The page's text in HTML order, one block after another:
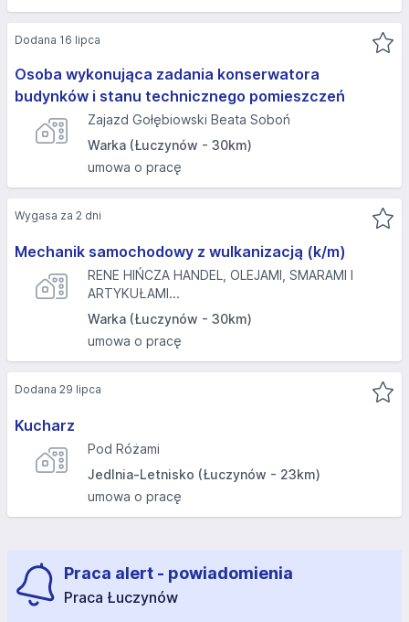
Osoba wykonująca zadania konserwatora
budynków i stanu technicznego pomieszczeń
Zajazd Gołębiowski Beata Soboń
Warka (Łuczynów - 30km)
umowa o pracę
Dodana 16 lipca
Mechanik samochodowy z wulkanizacją (k/m)
RENE HIŃCZA HANDEL, OLEJAMI, SMARAMI I
ARTYKUŁAMI...
Warka (Łuczynów - 30km)
umowa o pracę
Wygasa za 2 dni
Kucharz
Pod Różami
Jedlnia-Letnisko (Łuczynów - 23km)
umowa o pracę
Dodana 29 lipca
Praca alert - powiadomienia
Praca Łuczynów